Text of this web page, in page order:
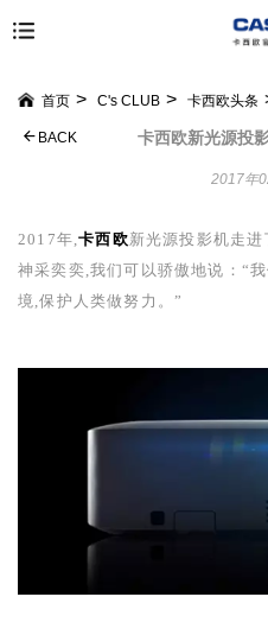
首页 C's CLUB 卡西欧头条
卡西欧新光源投
BACK
2017年
2017年,卡西欧新光源投影机走进
神采奕奕,我们可以骄傲地说：“
境,保护人类做努力。”